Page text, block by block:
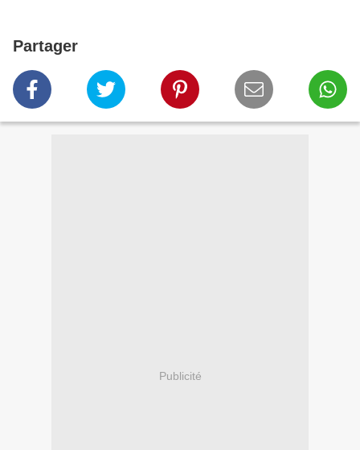
Partager
Publicité